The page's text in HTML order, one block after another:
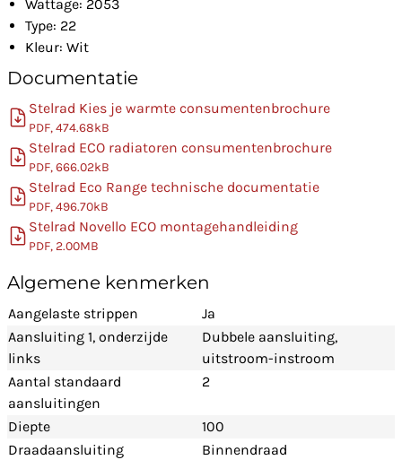
Wattage: 2053
Type: 22
Kleur: Wit
Documentatie
Stelrad Kies je warmte consumentenbrochure
PDF, 474.68kB
Stelrad ECO radiatoren consumentenbrochure
PDF, 666.02kB
Stelrad Eco Range technische documentatie
PDF, 496.70kB
Stelrad Novello ECO montagehandleiding
PDF, 2.00MB
Algemene kenmerken
Aangelaste strippen
Ja
Aansluiting 1, onderzijde
links
Dubbele aansluiting,
uitstroom-instroom
Aantal standaard
aansluitingen
2
Diepte
100
Draadaansluiting
Binnendraad